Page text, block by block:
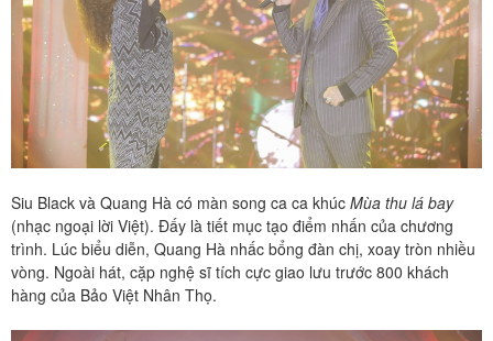
Siu Black và Quang Hà có màn song ca ca khúc Mùa thu lá bay
(nhạc ngoại lời Việt). Đấy là tiết mục tạo điểm nhấn của chương
trình. Lúc biểu diễn, Quang Hà nhấc bổng đàn chị, xoay tròn nhiều
vòng. Ngoài hát, cặp nghệ sĩ tích cực giao lưu trước 800 khách
hàng của Bảo Việt Nhân Thọ.